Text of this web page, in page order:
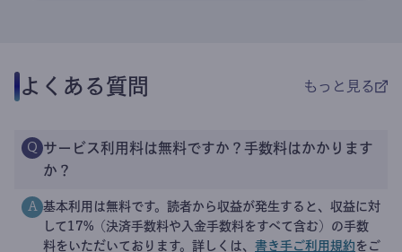
よくある質問 もっと見る
Q サービス利用料は無料ですか？手数料はかかります
か？
A 基本利用は無料です。読者から収益が発生すると、収益に対
して17%（決済手数料や入金手数料をすべて含む）の手数
料をいただいております。詳しくは、 書き手ご利用規約 をご